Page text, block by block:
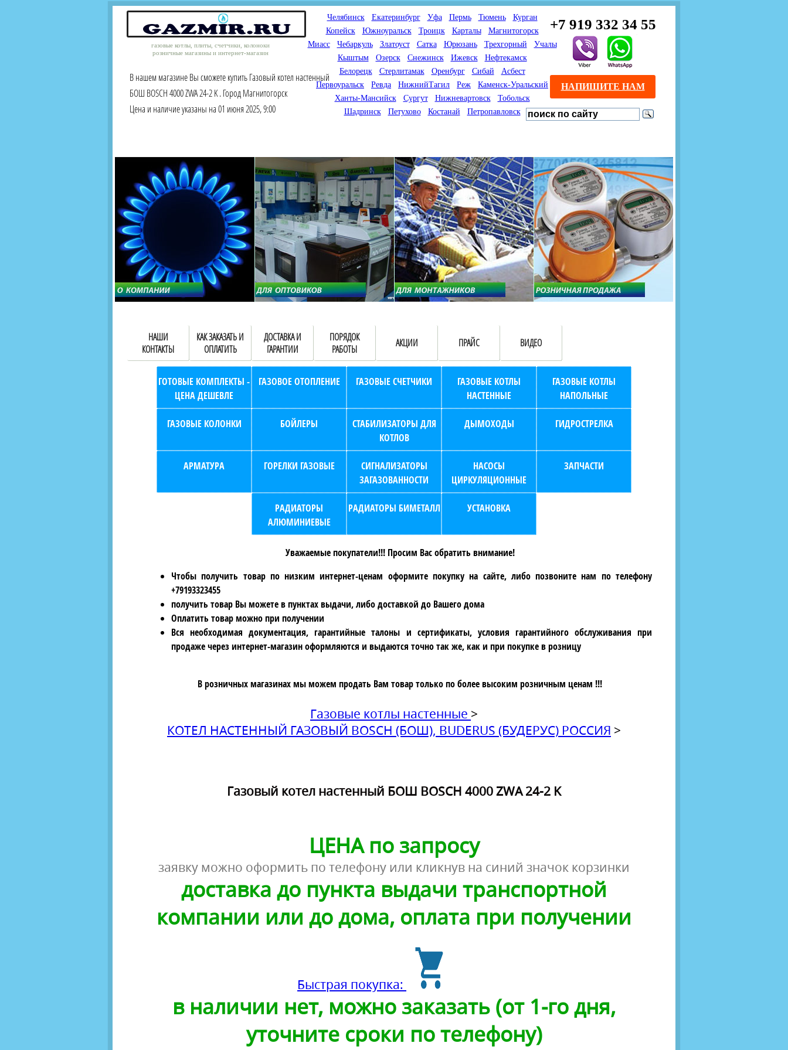
газовые котлы, плиты, счетчики, колоноки
розничные магазины и интернет-магазин
+7 919 332 34 55
Челябинск Екатеринбург Уфа Пермь Тюмень
Курган
Копейск
Южноуральск Троицк Карталы
Магнитогорск
Миасс
Чебаркуль Златоуст Сатка Юрюзань Трехгорный
Учалы
Кыштым
Озерск Снежинск Ижевск
Нефтекамск
Белорецк
Стерлитамак Оренбург Сибай
Асбест
Первоуральск
Ревда НижнийТагил Реж
Каменск-Уральский
Ханты-Мансийск
Сургут Нижневартовск
Тобольск
Шадринск
Петухово Костанай Петропавловск
В нашем магазине Вы сможете купить Газовый котел настенный
БОШ BOSCH 4000 ZWA 24-2 K . Город Магнитогорск
Цена и наличие указаны на 01 июня 2025, 9:00
НАПИШИТЕ НАМ
Мы продаем газовые котлы
для отопления,
водонагреватели, счетчики
газа с доставкой по городам
России и Казахстана
Мы специализируемся на
снабжении магазинов
газового оборудования.
Предлагаем полный
ассортимент товара для
открытия магазина газового
оборудования в Вашем
городе. Мы знаем что будет
продаваться.
Предлагаем взаимовыгодное
сотрудничество
монтажникам газового
оборудования. Если Вы
занимаетесь установкой
газового оборудования, мы
предлагаем Вам оптовые
цены и документарное
сопровождение Ваших
продаж (берем всю
бухгалтерию "на себя")
НАШИ
КОНТАКТЫ
КАК ЗАКАЗАТЬ И
ОПЛАТИТЬ
ДОСТАВКА И
ГАРАНТИИ
ПОРЯДОК
РАБОТЫ
АКЦИИ ПРАЙС ВИДЕО
ГОТОВЫЕ КОМПЛЕКТЫ -
ЦЕНА ДЕШЕВЛЕ
ГАЗОВОЕ ОТОПЛЕНИЕ ГАЗОВЫЕ СЧЕТЧИКИ
ГАЗОВЫЕ КОТЛЫ
НАСТЕННЫЕ
ГАЗОВЫЕ КОТЛЫ
НАПОЛЬНЫЕ
ГАЗОВЫЕ КОЛОНКИ БОЙЛЕРЫ
СТАБИЛИЗАТОРЫ ДЛЯ
КОТЛОВ
ДЫМОХОДЫ ГИДРОСТРЕЛКА
АРМАТУРА ГОРЕЛКИ ГАЗОВЫЕ
СИГНАЛИЗАТОРЫ
ЗАГАЗОВАННОСТИ
НАСОСЫ
ЦИРКУЛЯЦИОННЫЕ
ЗАПЧАСТИ
РАДИАТОРЫ
АЛЮМИНИЕВЫЕ
РАДИАТОРЫ БИМЕТАЛЛ УСТАНОВКА
Уважаемые покупатели!!! Просим Вас обратить внимание!
Чтобы получить товар по низким интернет-ценам оформите покупку на сайте, либо позвоните нам по телефону
+79193323455
получить товар Вы можете в пунктах выдачи, либо доставкой до Вашего дома
Оплатить товар можно при получении
Вся необходимая документация, гарантийные талоны и сертификаты, условия гарантийного обслуживания при
продаже через интернет-магазин оформляются и выдаются точно так же, как и при покупке в розницу
В розничных магазинах мы можем продать Вам товар только по более высоким розничным ценам !!!
Газовые котлы настенные >
КОТЕЛ НАСТЕННЫЙ ГАЗОВЫЙ BOSCH (БОШ), BUDERUS (БУДЕРУС) РОССИЯ >
Газовый котел настенный БОШ BOSCH 4000 ZWA 24-2 K
ЦЕНА по запросу
заявку можно оформить по телефону или кликнув на синий значок корзинки
доставка до пункта выдачи транспортной
компании или до дома, оплата при получении
Быстрая покупка:
в наличии нет, можно заказать (от 1-го дня,
уточните сроки по телефону)